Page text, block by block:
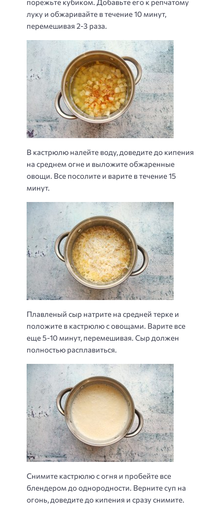
порежьте кубиком. Добавьте его к репчатому
луку и обжаривайте в течение 10 минут,
перемешивая 2-3 раза.
В кастрюлю налейте воду, доведите до кипения
на среднем огне и выложите обжаренные
овощи. Все посолите и варите в течение 15
минут.
Плавленый сыр натрите на средней терке и
положите в кастрюлю с овощами. Варите все
еще 5-10 минут, перемешивая. Сыр должен
полностью расплавиться.
Снимите кастрюлю с огня и пробейте все
блендером до однородности. Верните суп на
огонь, доведите до кипения и сразу снимите.